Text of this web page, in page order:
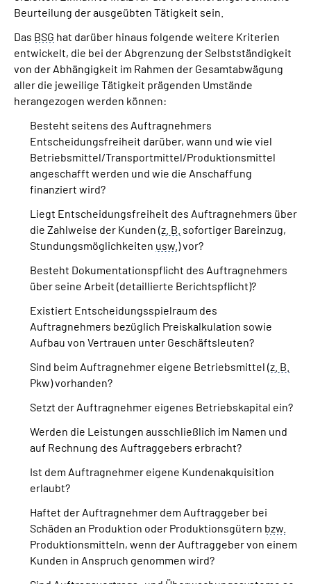
Beurteilung der ausgeübten Tätigkeit sein.
Das BSG hat darüber hinaus folgende weitere Kriterien
entwickelt, die bei der Abgrenzung der Selbstständigkeit
von der Abhängigkeit im Rahmen der Gesamtabwägung
aller die jeweilige Tätigkeit prägenden Umstände
herangezogen werden können:
Besteht seitens des Auftragnehmers
Entscheidungsfreiheit darüber, wann und wie viel
Betriebsmittel/Transportmittel/Produktionsmittel
angeschafft werden und wie die Anschaffung
finanziert wird?
Liegt Entscheidungsfreiheit des Auftragnehmers über
die Zahlweise der Kunden (z. B. sofortiger Bareinzug,
Stundungsmöglichkeiten usw. ) vor?
Besteht Dokumentationspflicht des Auftragnehmers
über seine Arbeit (detaillierte Berichtspflicht)?
Existiert Entscheidungsspielraum des
Auftragnehmers bezüglich Preiskalkulation sowie
Aufbau von Vertrauen unter Geschäftsleuten?
Sind beim Auftragnehmer eigene Betriebsmittel (z. B.
Pkw) vorhanden?
Setzt der Auftragnehmer eigenes Betriebskapital ein?
Werden die Leistungen ausschließlich im Namen und
auf Rechnung des Auftraggebers erbracht?
Ist dem Auftragnehmer eigene Kundenakquisition
erlaubt?
Haftet der Auftragnehmer dem Auftraggeber bei
Schäden an Produktion oder Produktionsgütern bzw.
Produktionsmitteln, wenn der Auftraggeber von einem
Kunden in Anspruch genommen wird?